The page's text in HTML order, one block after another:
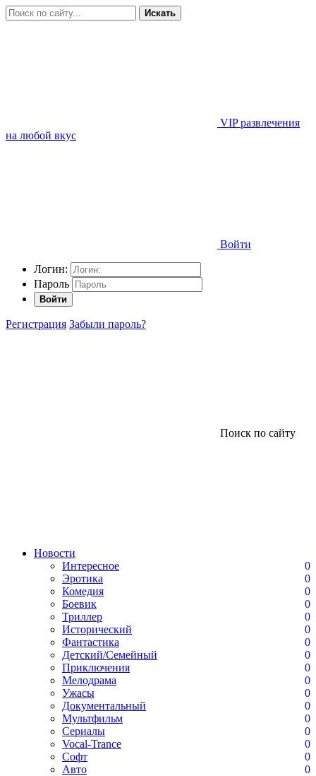
Искать
VIP развлечения
на любой вкус
Войти
Логин:
Пароль
Войти
Регистрация Забыли пароль?
Поиск по сайту
Новости
Интересное
0
Эротика
0
Комедия
0
Боевик
0
Триллер
0
Исторический
0
Фантастика
0
Детский/Семейный
0
Приключения
0
Мелодрама
0
Ужасы
0
Документальный
0
Мультфильм
0
Сериалы
0
Vocal-Trance
0
Софт
0
Авто
0